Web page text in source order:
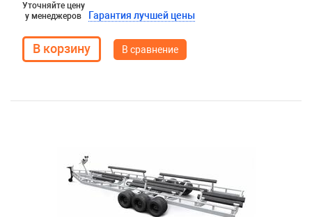
Уточняйте цену
у менеджеров
Гарантия лучшей цены
В сравнение